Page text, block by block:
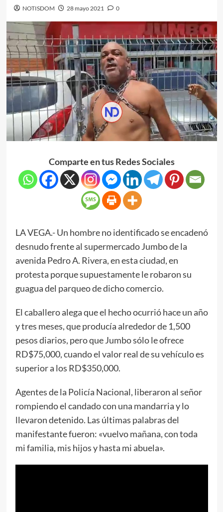
NOTISDOM 28 mayo 2021 0
Comparte en tus Redes Sociales
LA VEGA.- Un hombre no identificado se encadenó
desnudo frente al supermercado Jumbo de la
avenida Pedro A. Rivera, en esta ciudad, en
protesta porque supuestamente le robaron su
guagua del parqueo de dicho comercio.
El caballero alega que el hecho ocurrió hace un año
y tres meses, que producía alrededor de 1,500
pesos diarios, pero que Jumbo sólo le ofrece
RD$75,000, cuando el valor real de su vehículo es
superior a los RD$350,000.
Agentes de la Policía Nacional, liberaron al señor
rompiendo el candado con una mandarria y lo
llevaron detenido. Las últimas palabras del
manifestante fueron: «vuelvo mañana, con toda
mi familia, mis hijos y hasta mi abuela».